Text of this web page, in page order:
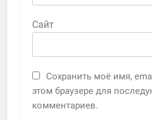
Сайт
Сохранить моё имя,
этом браузере для
комментариев.